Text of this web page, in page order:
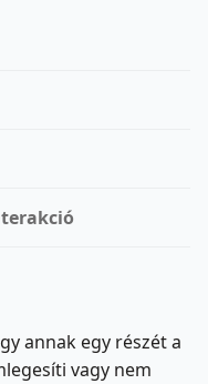
annak egy részét a
vagy nem